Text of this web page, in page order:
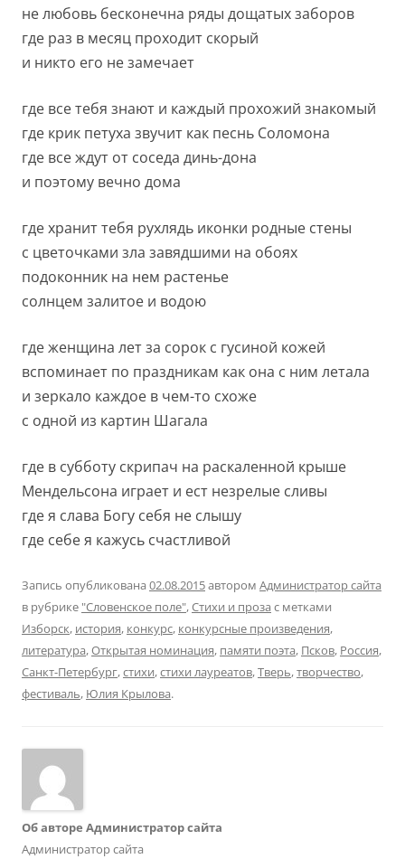
не любовь бесконечна ряды дощатых заборов
где раз в месяц проходит скорый
и никто его не замечает
где все тебя знают и каждый прохожий знакомый
где крик петуха звучит как песнь Соломона
где все ждут от соседа динь-дона
и поэтому вечно дома
где хранит тебя рухлядь иконки родные стены
с цветочками зла завядшими на обоях
подоконник на нем растенье
солнцем залитое и водою
где женщина лет за сорок с гусиной кожей
вспоминает по праздникам как она с ним летала
и зеркало каждое в чем-то схоже
с одной из картин Шагала
где в субботу скрипач на раскаленной крыше
Мендельсона играет и ест незрелые сливы
где я слава Богу себя не слышу
где себе я кажусь счастливой
Запись опубликована 02.08.2015автором Администратор сайта
в рубрике "Словенское поле",Стихи и проза с метками
Изборск, история, конкурс, конкурсные произведения,
литература,Открытая номинация, памяти поэта, Псков, Россия,
Санкт-Петербург,стихи,стихи лауреатов,Тверь,творчество,
фестиваль, Юлия Крылова.
Об авторе Администратор сайта
Администратор сайта